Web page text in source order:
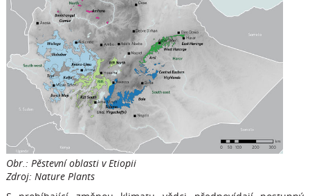
Obr.: Pěstevní oblasti v Etiopii
Zdroj: Nature Plants